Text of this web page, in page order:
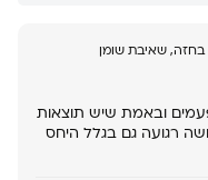
בחזה, שאיבת שומן
ובאמת שיש תוצאות
רגועה גם בגלל היחס